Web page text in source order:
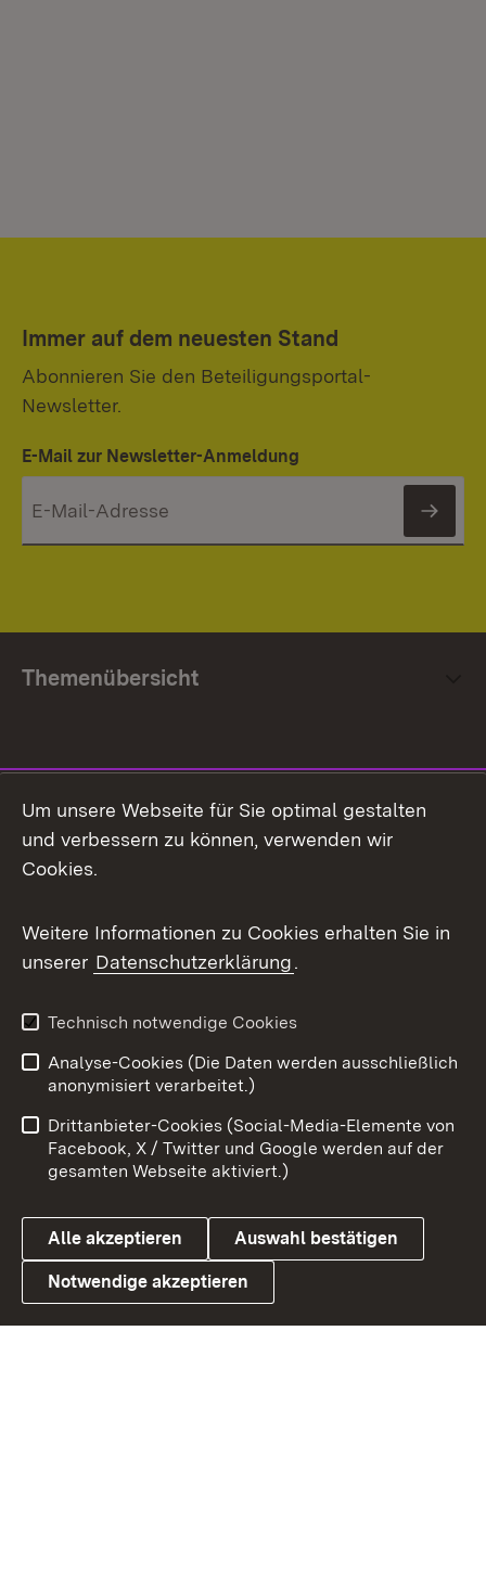
Immer auf dem neuesten Stand
Abonnieren Sie den Beteiligungsportal-
Newsletter.
E-Mail zur Newsletter-Anmeldung
Themenübersicht
Facebook
X / Twitter
Youtube
Link zum Landesportal
Impressum
Kontakt
Barrierefreiheit
Datenschutz
Cookies
Um unsere Webseite für Sie optimal gestalten
und verbessern zu können, verwenden wir
Cookies.
Weitere Informationen zu Cookies erhalten Sie in
unserer Datenschutzerklärung.
Technisch notwendige Cookies
Analyse-Cookies (Die Daten werden ausschließlich
anonymisiert verarbeitet.)
Drittanbieter-Cookies (Social-Media-Elemente von
Facebook, X / Twitter und Google werden auf der
gesamten Webseite aktiviert.)
Alle akzeptieren Auswahl bestätigen
Notwendige akzeptieren